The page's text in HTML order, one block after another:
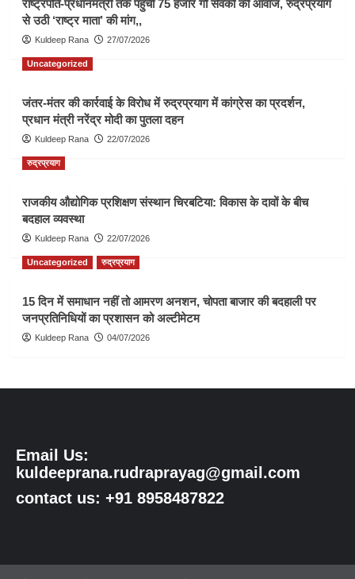
राष्ट्रपति-प्रधानमंत्री तक पहुंची 75 हजार गौ सेवकों की आवाज, रुद्रप्रयाग
से उठी ‘राष्ट्र माता’ की मांग,,
Kuldeep Rana 27/07/2026
Uncategorized
जंतर-मंतर की कार्रवाई के विरोध में रुद्रप्रयाग में कांग्रेस का प्रदर्शन,
प्रधान मंत्री नरेंद्र मोदी का पुतला दहन
Kuldeep Rana 22/07/2026
रुद्रप्रयाग
राजकीय औद्योगिक प्रशिक्षण संस्थान चिरबटिया: विकास के दावों के बीच
बदहाल व्यवस्था
Kuldeep Rana 22/07/2026
Uncategorized रुद्रप्रयाग
15 दिन में समाधान नहीं तो आमरण अनशन, चोपता बाजार की बदहाली पर
जनप्रतिनिधियों का प्रशासन को अल्टीमेटम
Kuldeep Rana 04/07/2026
Email Us:
kuldeeprana.rudraprayag@gmail.com
contact us: +91 8958487822